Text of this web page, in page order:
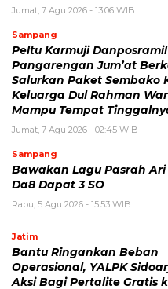
Jumat, 7 Agu 2026 - 13:06 WIB
Sampang
Peltu Karmuji Danposramil
Pangarengan Jum’at
Salurkan Paket Sembako
Keluarga Dul Rahman
Mampu Tempat
Jumat, 7 Agu 2026 - 02:45 WIB
Sampang
Bawakan Lagu Pasrah
Da8 Dapat 3 SO
Rabu, 5 Agu 2026 - 15:53 WIB
Jatim
Bantu Ringankan Beban
Operasional, YALPK
Aksi Bagi Pertalite Gratis